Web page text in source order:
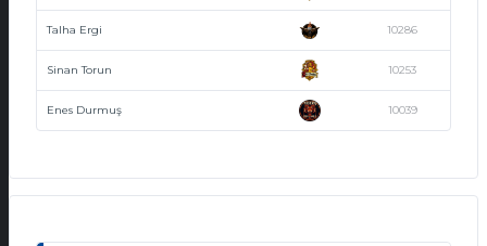
Talha Ergi 10286
Sinan Torun 10253
Enes Durmuş 10039